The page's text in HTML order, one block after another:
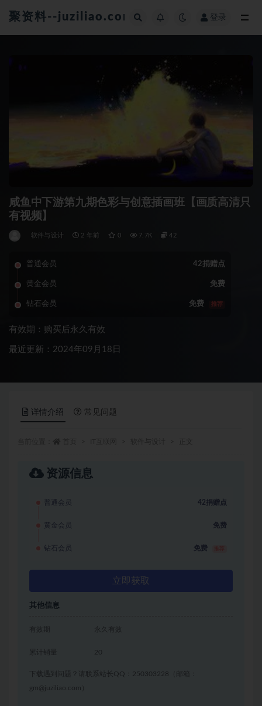
聚资料--juziliao.com--全网资料整合平台
登录
咸鱼中下游第九期色彩与创意插画班【画质高清只
有视频】
软件与设计 2 年前 0 7.7K 42
普通会员 42捐赠点
黄金会员 免费
钻石会员 免费 推荐
有效期：购买后永久有效
最近更新：2024年09月18日
详情介绍 常见问题
资源信息
普通会员 42捐赠点
黄金会员 免费
钻石会员 免费
立即获取
其他信息
有效期 永久有效
累计销量 20
下载遇到问题？请联系站长QQ：250303228（邮箱：
gm@juziliao.com）